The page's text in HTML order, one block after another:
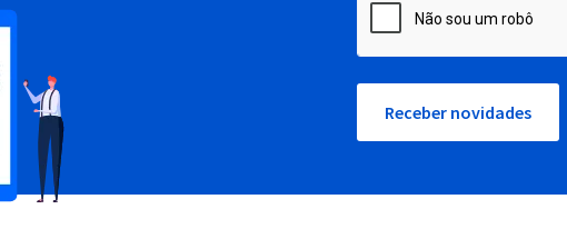
Receber novidades